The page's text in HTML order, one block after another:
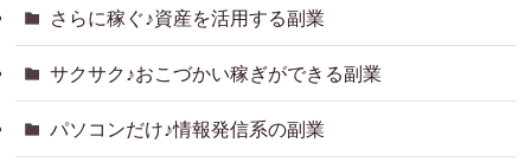
さらに稼ぐ♪資産を活用する副業
サクサク♪おこづかい稼ぎができる副業
パソコンだけ♪情報発信系の副業